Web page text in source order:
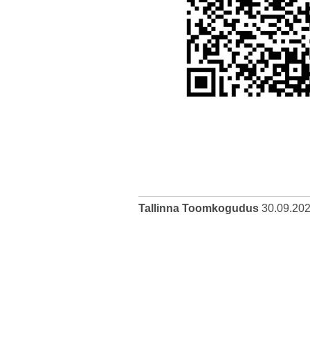
Tallinna Toomkogudus